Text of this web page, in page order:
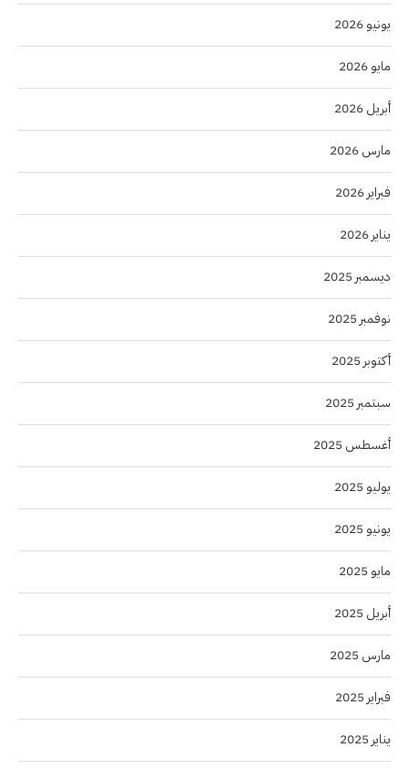
يونيو 2026
مايو 2026
أبريل 2026
مارس 2026
فبراير 2026
يناير 2026
ديسمبر 2025
نوفمبر 2025
أكتوبر 2025
سبتمبر 2025
أغسطس 2025
يوليو 2025
يونيو 2025
مايو 2025
أبريل 2025
مارس 2025
فبراير 2025
يناير 2025